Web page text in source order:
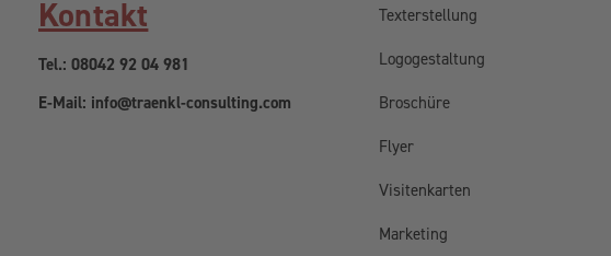
Kontakt
Tel.: 08042 92 04 981
E-Mail: info@traenkl-consulting.com
Texterstellung
Logogestaltung
Broschüre
Flyer
Visitenkarten
Marketing